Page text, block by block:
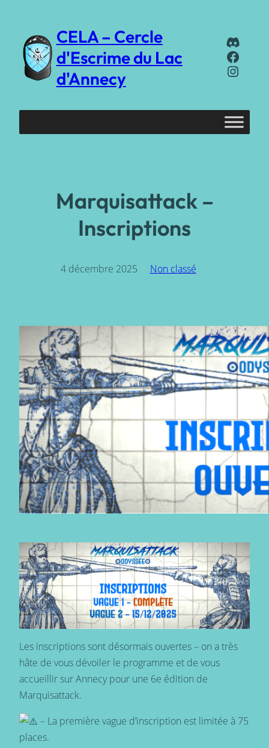
contenu
CELA – Cercle
d'Escrime du Lac
d'Annecy
Marquisattack –
Inscriptions
4 décembre 2025 Non classé
Les inscriptions sont désormais ouvertes – on a très
hâte de vous dévoiler le programme et de vous
accueillir sur Annecy pour une 6e édition de
Marquisattack.
– La première vague d’inscription est limitée à 75
places.